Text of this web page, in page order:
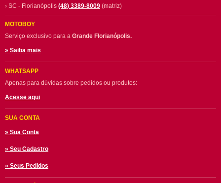
› SC - Florianópolis (48) 3389-8009 (matriz)
MOTOBOY
Serviço exclusivo para a Grande Florianópolis.
» Saiba mais
WHATSAPP
Apenas para dúvidas sobre pedidos ou produtos:
Acesse aqui
SUA CONTA
» Sua Conta
» Seu Cadastro
» Seus Pedidos